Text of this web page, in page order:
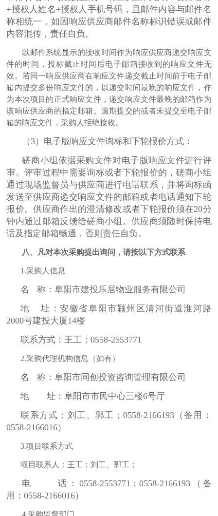
+授权人姓名+授权人手机号码，且邮件内容与邮件名
称相统一，如因响应供应商邮件名称标识错误或邮件
内容混传，责任自负。
以邮件系统显示的接收时间作为响应供应商递交响应文
件的时间，投标截止时间后电子邮箱接收到的响应文件无
效。若同一响应供应商在响应文件递交截止时间前于电子邮
箱内提交多份响应文件的，以递交时间最晚的响应文件，作
为本次项目的正式响应文件，递交响应文件最晚的邮箱作为
该响应供应商的指定邮箱。逾期提交的或者未提交至电子邮
箱的响应文件，采购人拒绝接收。
（ 3）电子版响应文件询标和下轮报价方式：
磋商小组依据采购文件对电子版响应文件进行评
审。评审过程中需要询标或者下轮报价的，磋商小组
通过现场监督员与供应商进行电话联系，并将询标函
发送至供应商递交响应文件的邮箱或者电话通知下轮
报价。供应商作出的澄清修改或者下轮报价须在20分
钟内通过邮箱反馈给磋商小组。供应商须随时保持电
话及指定邮箱畅通，否则责任自负。
八、 凡对本次采购提出询问，请按以下方式联系
1.采购人信息
名
称：阜阳市建投乐居物业服务有限公司
地
址：安徽省阜阳市颍州区清河街道淮河路
2000号建投大厦14楼
联系方式：王工；0558-2553771
2.采购代理机构信息（如有）
名
称：阜阳市同创投资咨询管理有限公司
地 址：阜阳市市民中心三楼6号厅
联系方式：刘工、郭工； 0558-2166193（备用：
0558-2166016）
3.项目联系方式
项目联系人：王工；刘工、郭工；
电 话： 0558-2553771；0558-2166193（备
用：0558-2166016）